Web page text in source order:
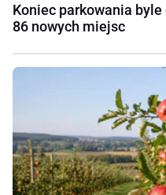
Koniec parkowania
86 nowych miejsc